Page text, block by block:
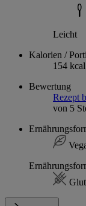
Leicht
Kalorien /
154 kcal
Bewertung
Rezept
von 5